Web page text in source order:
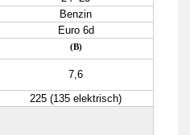
Benzin
Euro 6d
(B)
7,6
225 (135 elektrisch)